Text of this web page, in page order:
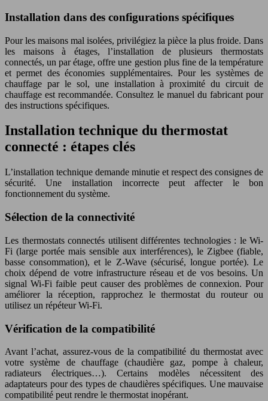
Installation dans des configurations spécifiques
Pour les maisons mal isolées, privilégiez la pièce la plus froide. Dans
les maisons à étages, l’installation de plusieurs thermostats
connectés, un par étage, offre une gestion plus fine de la température
et permet des économies supplémentaires. Pour les systèmes de
chauffage par le sol, une installation à proximité du circuit de
chauffage est recommandée. Consultez le manuel du fabricant pour
des instructions spécifiques.
Installation technique du thermostat
connecté : étapes clés
L’installation technique demande minutie et respect des consignes de
sécurité. Une installation incorrecte peut affecter le bon
fonctionnement du système.
Sélection de la connectivité
Les thermostats connectés utilisent différentes technologies : le Wi-
Fi (large portée mais sensible aux interférences), le Zigbee (fiable,
basse consommation), et le Z-Wave (sécurisé, longue portée). Le
choix dépend de votre infrastructure réseau et de vos besoins. Un
signal Wi-Fi faible peut causer des problèmes de connexion. Pour
améliorer la réception, rapprochez le thermostat du routeur ou
utilisez un répéteur Wi-Fi.
Vérification de la compatibilité
Avant l’achat, assurez-vous de la compatibilité du thermostat avec
votre système de chauffage (chaudière gaz, pompe à chaleur,
radiateurs électriques…). Certains modèles nécessitent des
adaptateurs pour des types de chaudières spécifiques. Une mauvaise
compatibilité peut rendre le thermostat inopérant.